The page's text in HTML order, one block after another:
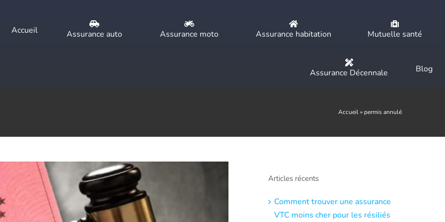
Accueil Assurance auto Assurance moto Assurance habitation Mutuelle santé
Assurance Décennale Blog
Accueil» permis annulé
Articles récents
Comment trouver une assurance
VTC moins cher pour les résiliés